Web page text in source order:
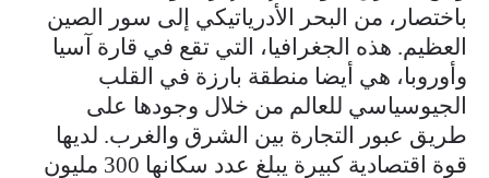
باختصار، من البحر الأدرياتيكي إلى سور الصين
العظيم. هذه الجغرافيا، التي تقع في قارة آسيا
وأوروبا، هي أيضا منطقة بارزة في القلب
الجيوسياسي للعالم من خلال وجودها على
طريق عبور التجارة بين الشرق والغرب. لديها
قوة اقتصادية كبيرة يبلغ عدد سكانها 300 مليون